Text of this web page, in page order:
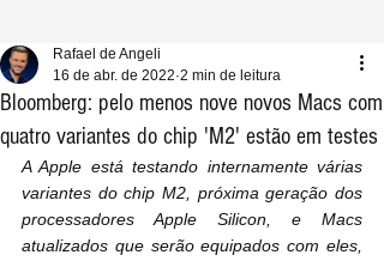
Bloomberg: pelo menos nove novos Macs com
quatro variantes do chip 'M2' estão em testes
Rafael de Angeli
16 de abr. de 2022 2 min de leitura
A Apple está testando internamente várias
variantes do chip M2, próxima geração dos
processadores Apple Silicon, e Macs